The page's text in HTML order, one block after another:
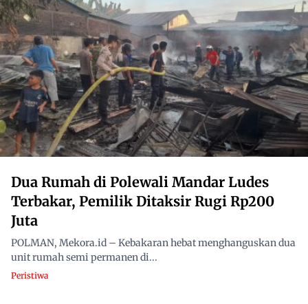
Dua Rumah di Polewali Mandar Ludes
Terbakar, Pemilik Ditaksir Rugi Rp200
Juta
POLMAN, Mekora.id – Kebakaran hebat menghanguskan dua
unit rumah semi permanen di...
Peristiwa